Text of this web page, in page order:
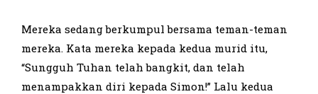
Mereka sedang berkumpul bersama teman-teman
mereka. Kata mereka kepada kedua murid itu,
“Sungguh Tuhan telah bangkit, dan telah
menampakkan diri kepada Simon!” Lalu kedua